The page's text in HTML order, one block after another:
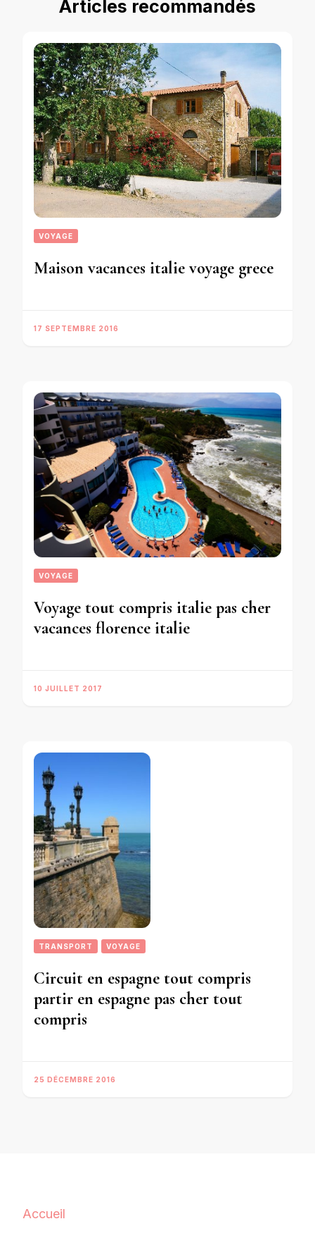
Articles recommandés
VOYAGE
Maison vacances italie voyage grece
17 SEPTEMBRE 2016
VOYAGE
Voyage tout compris italie pas cher
vacances florence italie
10 JUILLET 2017
TRANSPORT VOYAGE
Circuit en espagne tout compris
partir en espagne pas cher tout
compris
25 DÉCEMBRE 2016
Accueil